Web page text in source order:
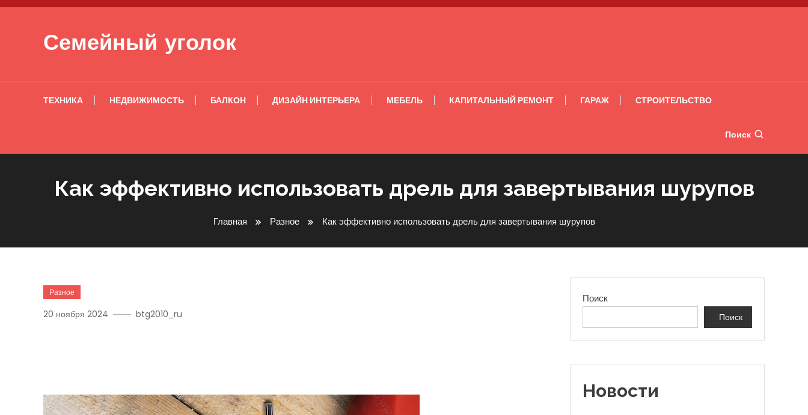
Перейти к содержимому
Семейный уголок
ТЕХНИКА НЕДВИЖИМОСТЬ БАЛКОН ДИЗАЙН ИНТЕРЬЕРА МЕБЕЛЬ КАПИТАЛЬНЫЙ РЕМОНТ ГАРАЖ СТРОИТЕЛЬСТВО
Поиск
Как эффективно использовать дрель для завертывания шурупов
Главная Разное Как эффективно использовать дрель для завертывания шурупов
Разное
20 ноября 2024 btg2010_ru
Поиск
Поиск
Новости